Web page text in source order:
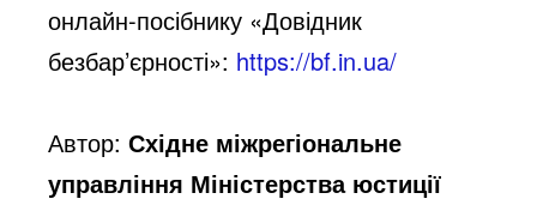
онлайн-посібнику «Довідник
безбар’єрності»: https://bf.in.ua/
Автор:Східне міжрегіональне
управління Міністерства юстиції